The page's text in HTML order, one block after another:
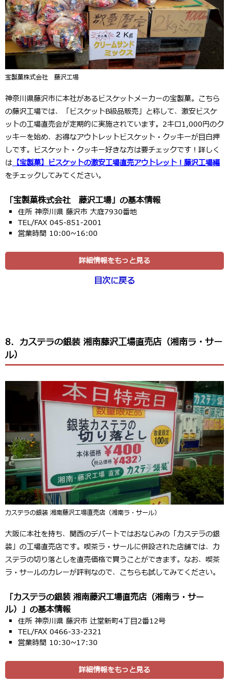
宝製菓株式会社 藤沢工場
神奈川県藤沢市に本社があるビスケットメーカーの宝製菓。こちら
の藤沢工場では、「ビスケットB級品販売」と称して、激安ビスケ
ットの工場直売会が定期的に実施されています。2キロ1,000円のク
ッキーを始め、お得なアウトレットビスケット・クッキーが目白押
しです。ビスケット・クッキー好きな方は要チェックです！詳しく
は 【宝製菓】ビスケットの激安工場直売アウトレット！藤沢工場編
をチェックしてみてください。
「宝製菓株式会社 藤沢工場」の基本情報
住所 神奈川県 藤沢市 大庭7930番地
TEL/FAX 045-851-2001
営業時間 10:00~16:00
詳細情報をもっと見る
目次に戻る
8．カステラの銀装 湘南藤沢工場直売店（湘南ラ・サー
ル）
カステラの銀装 湘南藤沢工場直売店（湘南ラ・サール）
大阪に本社を持ち、関西のデパートではおなじみの「カステラの銀
装」の工場直売店です。喫茶ラ・サールに併設された店舗では、カ
ステラの切り落としを直売価格で買うことができます。なお、喫茶
ラ・サールのカレーが評判なので、こちらも試してみてください。
「カステラの銀装 湘南藤沢工場直売店（湘南ラ・サー
ル）」の基本情報
住所 神奈川県 藤沢市 辻堂新町4丁目2番12号
TEL/FAX 0466-33-2321
営業時間 10:30~17:30
詳細情報をもっと見る